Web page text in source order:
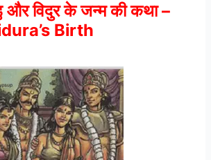
और विदुर के जन्म की कथा –
Birth